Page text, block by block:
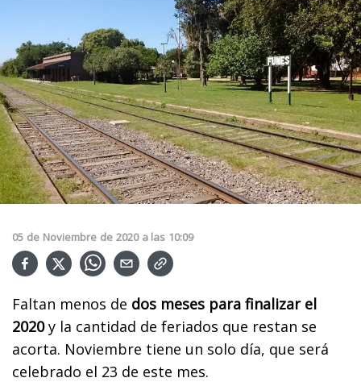
05 de Noviembre de 2020 a las 10:09
Faltan menos de dos meses para finalizar el
2020y la cantidad de feriados que restan se
acorta. Noviembre tiene un solo día, que será
celebrado el 23 de este mes.